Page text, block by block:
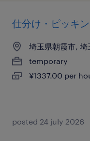
仕分け・ピッキ
埼玉県朝霞市, 埼
temporary
¥1337.00 per
posted 24 july 2026